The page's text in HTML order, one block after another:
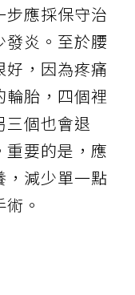
應採保守治
炎。至於腰
好，因為疼痛
輪胎，四個裡
三個也會退
要的是，應
，減少單一點
。